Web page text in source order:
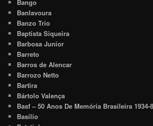
Bango
Banlavoura
Banzo Trio
Baptista Siqueira
Barbosa Junior
Barreto
Barros de Alencar
Barrozo Netto
Bartira
Bártolo Valença
Basf – 50 Anos De Memória Brasileira 1934-
Basílio